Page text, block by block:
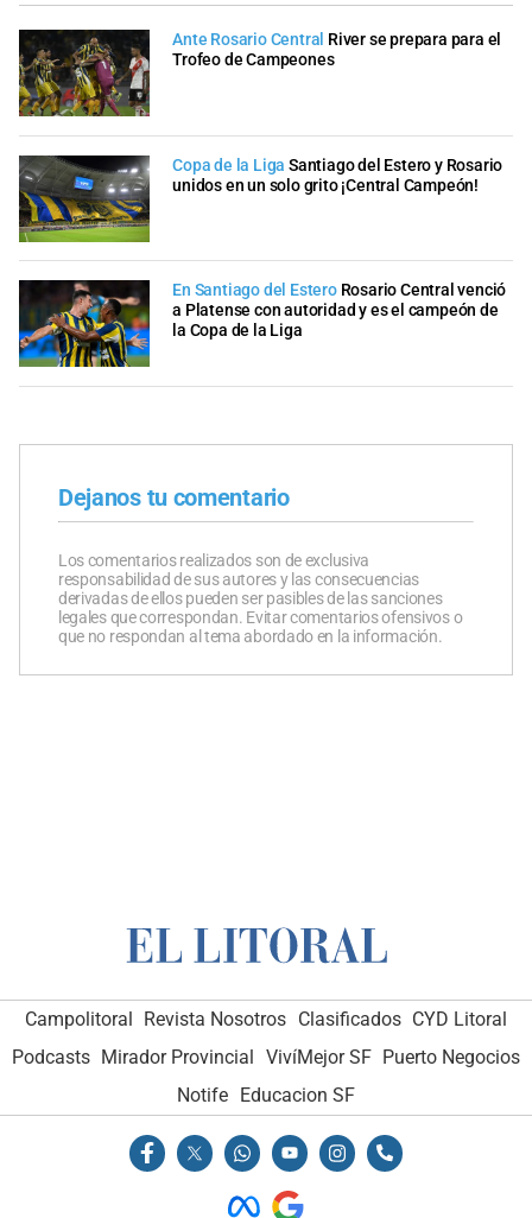
Ante Rosario Central River se prepara para el
Trofeo de Campeones
Copa de la Liga Santiago del Estero y Rosario
unidos en un solo grito ¡Central Campeón!
En Santiago del Estero Rosario Central venció
a Platense con autoridad y es el campeón de
la Copa de la Liga
Dejanos tu comentario
Los comentarios realizados son de exclusiva
responsabilidad de sus autores y las consecuencias
derivadas de ellos pueden ser pasibles de las sanciones
legales que correspondan. Evitar comentarios ofensivos o
que no respondan al tema abordado en la información.
Campolitoral Revista Nosotros Clasificados CYD Litoral
Podcasts Mirador Provincial VivíMejor SF Puerto Negocios
Notife Educacion SF